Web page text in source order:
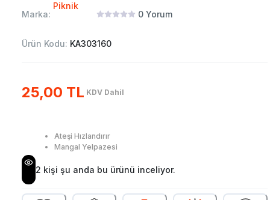
Marka:
Piknik
0 Yorum
Ürün Kodu: KA303160
25,00 TL KDV Dahil
Ateşi Hızlandırır
Mangal Yelpazesi
2 kişi şu anda bu ürünü inceliyor.